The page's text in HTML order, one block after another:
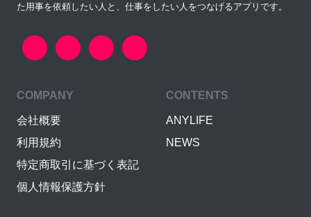
た用事を依頼したい人と、仕事をしたい人をつなげるアプリです。
COMPANY
会社概要
利用規約
特定商取引に基づく表記
個人情報保護方針
CONTENTS
ANYLIFE
NEWS